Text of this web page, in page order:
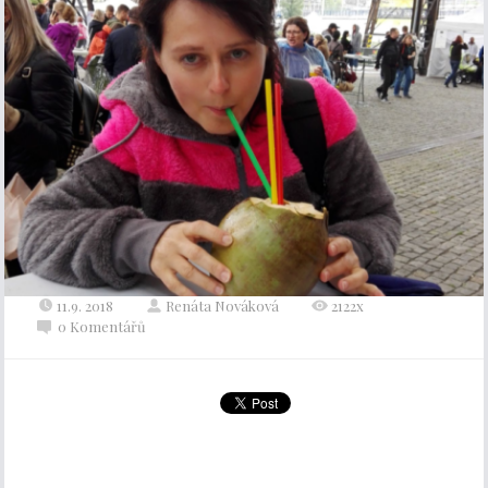
11.9. 2018 Renáta Nováková
2122x
0 Komentářů